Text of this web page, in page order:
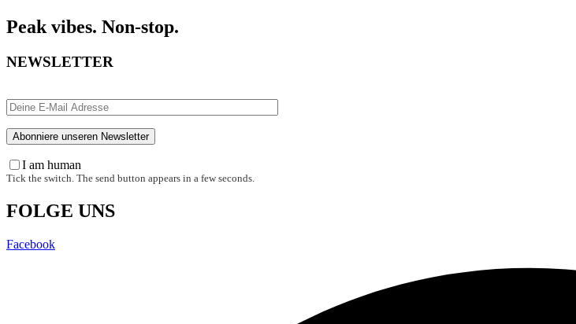
Peak vibes. Non-stop.
NEWSLETTER
I am human
Tick the switch. The send button appears in a few seconds.
FOLGE UNS
Facebook